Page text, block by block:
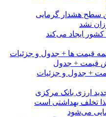
سطح هشدار گرمایی
کشور ایجاد می‌کند
ارزی بانک مرکزی
تخلف بهداشتی است